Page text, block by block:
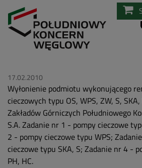
Przejdź
do
17.02.2010
Wyłonienie podmiotu wykonującego
cieczowych typu OS, WPS, ZW, S,
Zakładów Górniczych Południowego
S.A. Zadanie nr 1 - pompy cieczowe
2 - pompy cieczowe typu WPS;
cieczowe typu SKA, S; Zadanie nr 4 -
PH, HC.